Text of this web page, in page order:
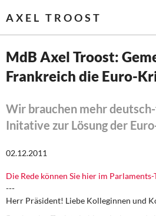
AXEL TROOST
Startseite
Themen
Leitlinien linker Wirtschafts- und
MdB Axel Troost:
Frankreich die Euro-
Wir brauchen mehr
Initative zur Lösung der
02.12.2011
Die Rede können Sie hier im Parlaments-
---
Herr Präsident! Liebe Kolleginnen und